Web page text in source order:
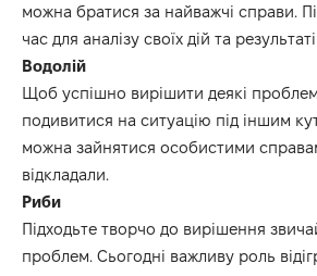
можна братися за найважчі справи.
час для аналізу своїх дій та
Водолій
Щоб успішно вирішити деякі
подивитися на ситуацію під іншим
можна зайнятися особистими
відкладали.
Риби
Підходьте творчо до вирішення
проблем. Сьогодні важливу роль